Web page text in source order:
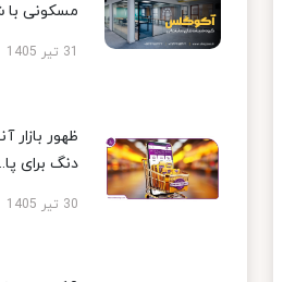
مسکونی
31 تیر 1405
ظهور
دنگ برای
30 تیر 1405